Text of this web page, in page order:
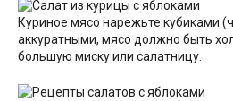
Куриное мясо нарежьте кубиками
аккуратными, мясо должно быть
большую миску или салатницу.